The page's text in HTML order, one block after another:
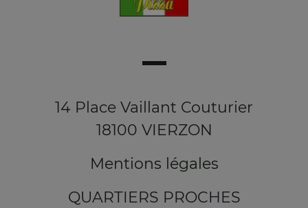
14 Place Vaillant Couturier
18100 VIERZON
Mentions légales
QUARTIERS PROCHES